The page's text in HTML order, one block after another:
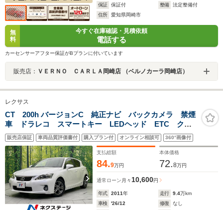
保証
保証付 整備
法定整備付
住所
愛知県岡崎市
無
料
今すぐ在庫確認・見積依頼
電話する
カーセンサーアフター保証がBプランに付いています
販売店： ＶＥＲＮＯ ＣＡＲＬＡ岡崎店 （ベルノカーラ岡崎店）
レクサス
CT 200h バージョンC 純正ナビ バックカメラ 禁煙
車 ドラレコ スマートキー LEDヘッド ETC クル
コン 純正16インチアルミ オートライト デュアルエ
アコン CD DVD再生 フルセグ パドルシフト フォ
グライト
販売店保証 車両品質評価書付 購入プラン付 オンライン相談可 360°画像付
支払総額
84.9万円
本体価格
72.8万円
通常ローン 月々 10,600円
年式 2011年 走行 9.4万km
車検
'26/12 修復
なし